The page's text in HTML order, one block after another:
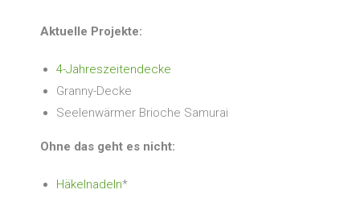
Aktuelle Projekte:
4-Jahreszeitendecke
Granny-Decke
Seelenwärmer Brioche Samurai
Ohne das geht es nicht:
Häkelnadeln*